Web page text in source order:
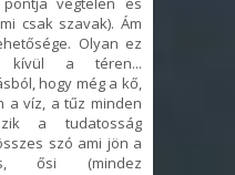
csak szavak). Ám
Olyan ez
kívül a téren...
hogy még a kő,
a víz, a tűz minden
a tudatosság
szó ami jön a
ősi (mindez